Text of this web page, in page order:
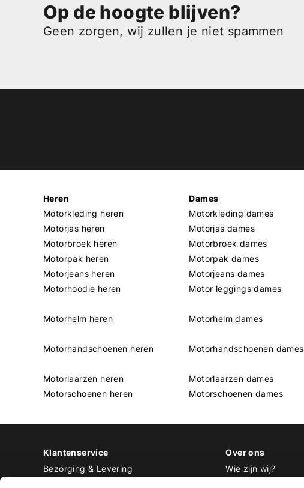
Op de hoogte blijven?
Geen zorgen, wij zullen je niet spammen
Heren
Motorkleding heren
Motorjas heren
Motorbroek heren
Motorpak heren
Motorjeans heren
Motorhoodie heren
Motorhelm heren
Motorhandschoenen heren
Motorlaarzen heren
Motorschoenen heren
Dames
Motorkleding dames
Motorjas dames
Motorbroek dames
Motorpak dames
Motorjeans dames
Motor leggings dames
Motorhelm dames
Motorhandschoenen dames
Motorlaarzen dames
Motorschoenen dames
Klantenservice
Bezorging & Levering
Over ons
Wie zijn wij?